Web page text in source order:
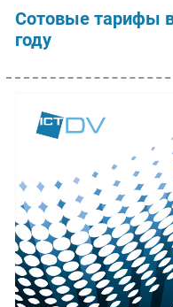
Сотовые тарифы
году